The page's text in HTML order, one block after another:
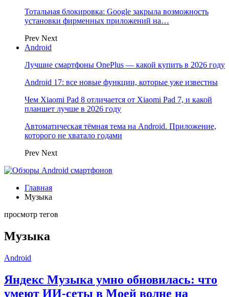
Тотальная блокировка: Google закрыла возможность
установки фирменных приложений на…
Prev Next
Android
Лучшие смартфоны OnePlus — какой купить в 2026 году
Android 17: все новые функции, которые уже известны
Чем Xiaomi Pad 8 отличается от Xiaomi Pad 7, и какой
планшет лучше в 2026 году
Автоматическая тёмная тема на Android. Приложение,
которого не хватало годами
Prev Next
Главная
Музыка
просмотр тегов
Музыка
Android
Яндекс Музыка умно обновилась: что
умеют ИИ-сеты в Моей волне на